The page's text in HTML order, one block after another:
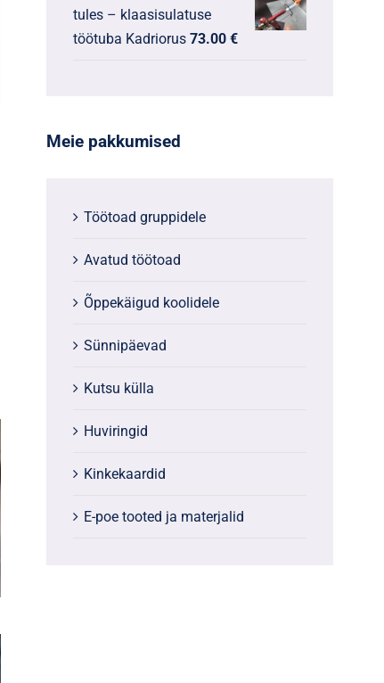
tules – klaasisulatuse
töötuba Kadriorus 73.00 €
Meie pakkumised
Töötoad gruppidele
Avatud töötoad
Õppekäigud koolidele
Sünnipäevad
Kutsu külla
Huviringid
Kinkekaardid
E-poe tooted ja materjalid